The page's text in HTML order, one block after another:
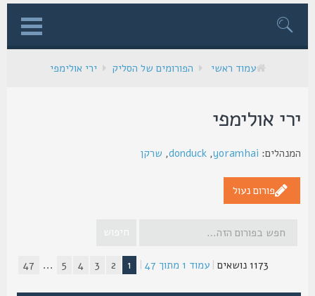
עמוד ראשי הפורומים של הסליק ירי אולימפי
אולימפי
yoramhai
,
donduck
,שרקן
פורום נעול
|עמוד1מתוך47
|
1
5
...
47